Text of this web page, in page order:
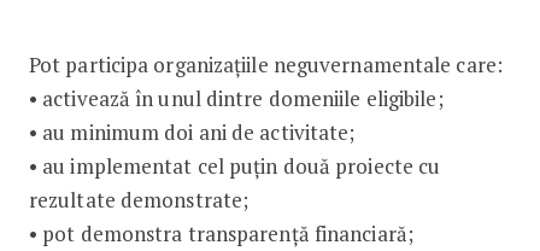
Pot participa organizațiile neguvernamentale care:
• activează în unul dintre domeniile eligibile;
• au minimum doi ani de activitate;
• au implementat cel puțin două proiecte cu
rezultate demonstrate;
• pot demonstra transparență financiară;